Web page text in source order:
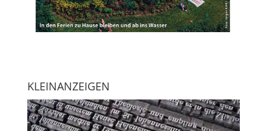
KLEINANZEIGEN